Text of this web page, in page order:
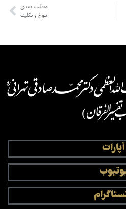
مطلب بعدی
بلوغ و تکلیف
آپارات